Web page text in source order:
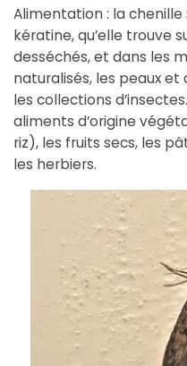
Alimentation : la
kératine, qu’elle trouve
desséchés, et dans les
naturalisés, les peaux et
les collections
aliments d’origine
riz), les fruits secs, les
les herbiers.